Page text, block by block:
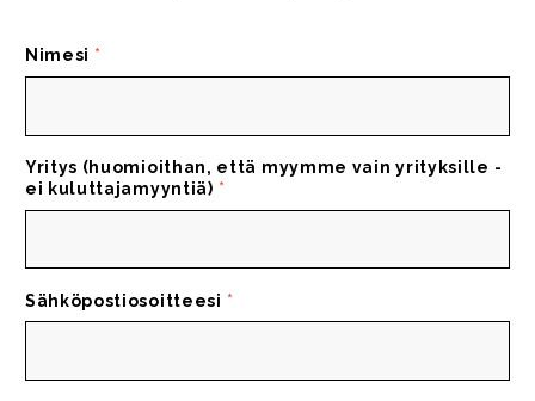
Nimesi *
Yritys (huomioithan, että myymme vain yrityksille -
ei kuluttajamyyntiä) *
Sähköpostiosoitteesi *